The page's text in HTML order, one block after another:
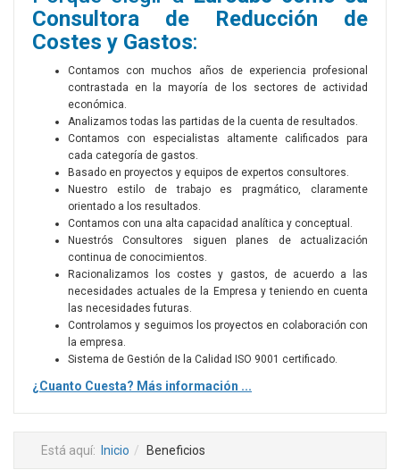
Consultora de Reducción de
Costes y Gastos:
Contamos con muchos años de experiencia profesional
contrastada en la mayoría de los sectores de actividad
económica.
Analizamos todas las partidas de la cuenta de resultados.
Contamos con especialistas altamente calificados para
cada categoría de gastos.
Basado en proyectos y equipos de expertos consultores.
Nuestro estilo de trabajo es pragmático, claramente
orientado a los resultados.
Contamos con una alta capacidad analítica y conceptual.
Nuestrós Consultores siguen planes de actualización
continua de conocimientos.
Racionalizamos los costes y gastos, de acuerdo a las
necesidades actuales de la Empresa y teniendo en cuenta
las necesidades futuras.
Controlamos y seguimos los proyectos en colaboración con
la empresa.
Sistema de Gestión de la Calidad ISO 9001 certificado.
¿Cuanto Cuesta? Más información ...
Está aquí: Inicio Beneficios